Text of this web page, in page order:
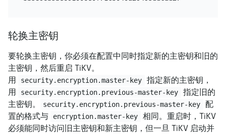
轮换主密钥
要轮换主密钥，你必须在配置中同时指定新的主密钥和旧的
主密钥，然后重启 TiKV。
用
security.encryption.master-key
指定新的主密钥，
用
security.encryption.previous-master-key
指定旧的
主密钥。
security.encryption.previous-master-key
配
置的格式与
encryption.master-key
相同。重启时，TiKV
必须能同时访问旧主密钥和新主密钥，但一旦 TiKV 启动并